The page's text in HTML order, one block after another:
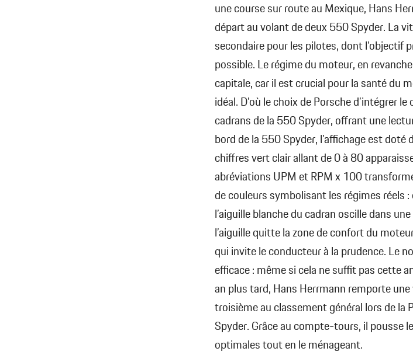
une course sur route au Mexique, Hans
départ au volant de deux 550 Spyder. La
secondaire pour les pilotes, dont l’objectif
possible. Le régime du moteur, en
capitale, car il est crucial pour la santé du
idéal. D’où le choix de Porsche d’intégrer
cadrans de la 550 Spyder, offrant une
bord de la 550 Spyder, l’affichage est doté
chiffres vert clair allant de 0 à 80
abréviations UPM et RPM x 100
de couleurs symbolisant les régimes réels
l’aiguille blanche du cadran oscille dans
l’aiguille quitte la zone de confort du
qui invite le conducteur à la prudence. Le
efficace : même si cela ne suffit pas cette
an plus tard, Hans Herrmann remporte
troisième au classement général lors de la
Spyder. Grâce au compte-tours, il pousse
optimales tout en le ménageant.